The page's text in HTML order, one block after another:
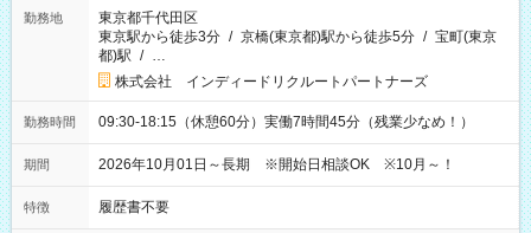
勤務地
東京都千代田区
東京駅から徒歩3分 / 京橋(東京都)駅から徒歩5分 / 宝町(東京
都)駅 / …
株式会社 インディードリクルートパートナーズ
勤務時間 09:30-18:15（休憩60分）実働7時間45分（残業少なめ！）
期間 2026年10月01日～長期 ※開始日相談OK ※10月～！
特徴 履歴書不要